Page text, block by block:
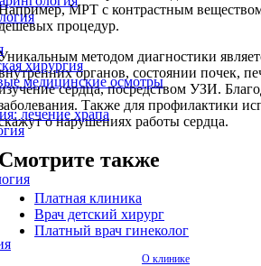
хирургия
медицинские осмотры
лечение храпа
МРТ с контрастным
процедур.
методом диагностики
органов, состоянии почек,
сердца, посредством УЗИ.
Также для профилактики
о нарушениях работы сердца.
Смотрите также
Платная клиника
Врач детский хирург
Платный врач гинеколог
О клинике